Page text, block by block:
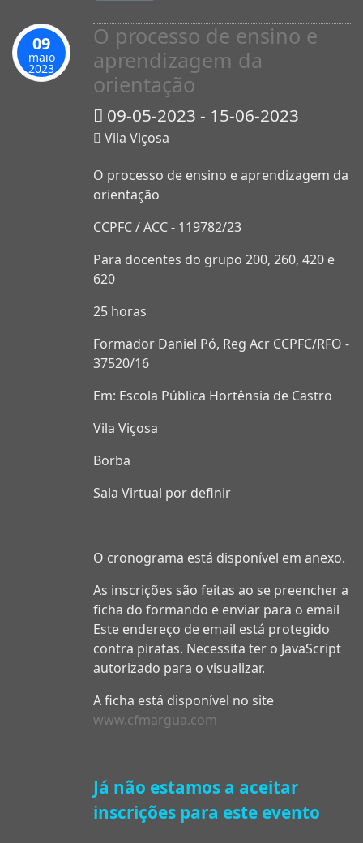
09
maio
2023
O processo de ensino e
aprendizagem da
orientação
09-05-2023 - 15-06-2023
Vila Viçosa
O processo de ensino e aprendizagem da
orientação
CCPFC / ACC - 119782/23
Para docentes do grupo 200, 260, 420 e
620
25 horas
Formador Daniel Pó, Reg Acr CCPFC/RFO -
37520/16
Em: Escola Pública Hortênsia de Castro
Vila Viçosa
Borba
Sala Virtual por definir
O cronograma está disponível em anexo.
As inscrições são feitas ao se preencher a
ficha do formando e enviar para o email
Este endereço de email está protegido
contra piratas. Necessita ter o JavaScript
autorizado para o visualizar.
A ficha está disponível no site
www.cfmargua.com
Já não estamos a aceitar
inscrições para este evento